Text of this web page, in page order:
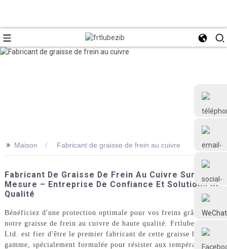
Frtlube
>> Maison Fabricant de graisse de frein au cuivre
Fabricant De Graisse De Frein Au Cuivre Sur
Mesure – Entreprise De Confiance Et Solutions De
Qualité
Bénéficiez d'une protection optimale pour vos freins grâce à
notre graisse de frein au cuivre de haute qualité. Frtlube Co.
Ltd. est fier d'être le premier fabricant de cette graisse haut de
gamme, spécialement formulée pour résister aux températures